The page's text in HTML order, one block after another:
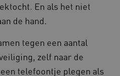
En als het niet
de hand.
tegen een aantal
zelf naar de
telefoontje plegen als